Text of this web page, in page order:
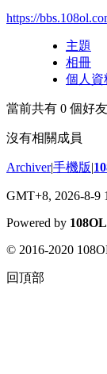
https://
主題
相冊
個人資
當前共有 0 個好友
沒有相關成員
Archiver|手機版|
GMT+8, 2026-8-9
Powered by
© 2016-2020
回頂部